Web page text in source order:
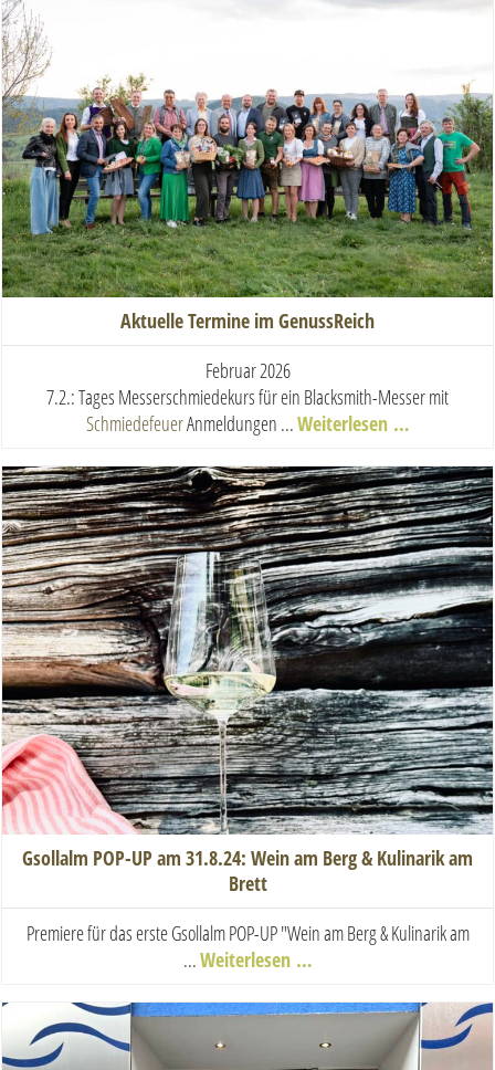
Aktuelle Termine im GenussReich
Februar 2026
7.2.: Tages Messerschmiedekurs für ein Blacksmith-Messer mit
SchmiedefeuerAnmeldungen ...Weiterlesen …
Gsollalm POP-UP am 31.8.24: Wein am Berg & Kulinarik am
Brett
Premiere für das erste Gsollalm POP-UP "Wein am Berg & Kulinarik am
...Weiterlesen …